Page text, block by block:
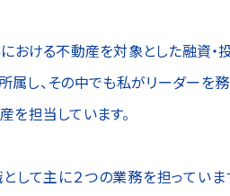
おける不動産を対象とした融資・
属し、その中でも私がリーダーを
を担当しています。
して主に２つの業務を担っていま